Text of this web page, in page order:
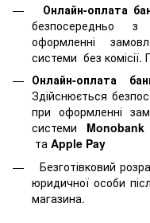
Онлайн-оплата
безпосередньо з
оформленні
системи без
Онлайн-оплата
Здійснюється
при оформленні
системи Monobank
та Apple Pay
Безготівковий
юридичної особи
магазина.